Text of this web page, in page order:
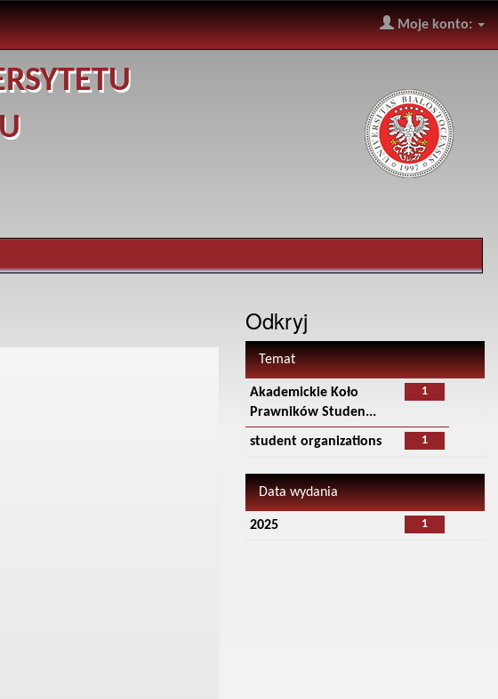
Moje konto:
Odkryj
Temat
1
Akademickie Koło
Prawników Studen...
1
student organizations
Data wydania
1
2025